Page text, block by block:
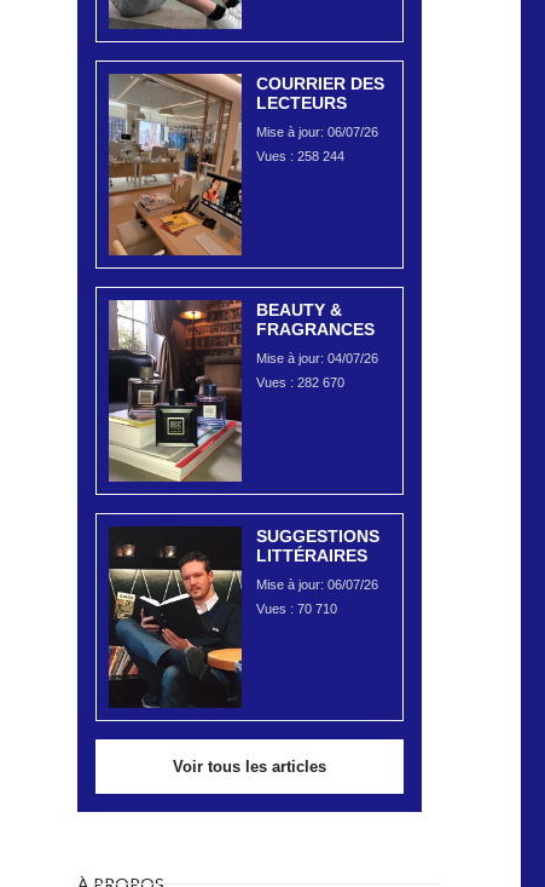
COURRIER DES
LECTEURS
Mise à jour: 06/07/26
Vues : 258 244
BEAUTY &
FRAGRANCES
Mise à jour: 04/07/26
Vues : 282 670
SUGGESTIONS
LITTÉRAIRES
Mise à jour: 06/07/26
Vues : 70 710
Voir tous les articles